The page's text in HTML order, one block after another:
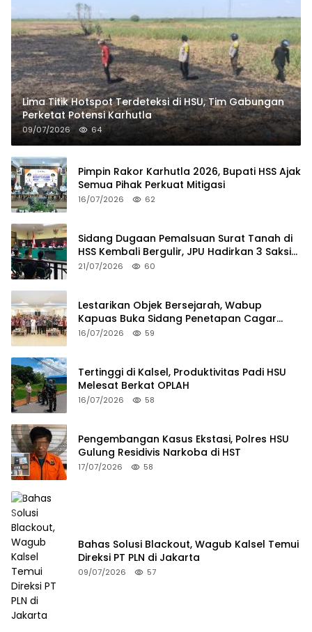
Lima Titik Hotspot Terdeteksi di HSU, Tim Gabungan
Perketat Potensi Karhutla
09/07/2026 64
Pimpin Rakor Karhutla 2026, Bupati HSS Ajak
Semua Pihak Perkuat Mitigasi
16/07/2026 62
Sidang Dugaan Pemalsuan Surat Tanah di
HSS Kembali Bergulir, JPU Hadirkan 3 Saksi
Pelapor
21/07/2026 60
Lestarikan Objek Bersejarah, Wabup
Kapuas Buka Sidang Penetapan Cagar
Budaya 2026
16/07/2026 59
Tertinggi di Kalsel, Produktivitas Padi HSU
Melesat Berkat OPLAH
16/07/2026 58
Pengembangan Kasus Ekstasi, Polres HSU
Gulung Residivis Narkoba di HST
17/07/2026 58
Bahas Solusi Blackout, Wagub Kalsel Temui
Direksi PT PLN di Jakarta
09/07/2026 57